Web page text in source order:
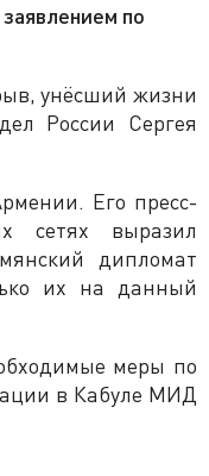
по
унёсший жизни
России Сергея
Его пресс-
сетях выразил
дипломат
их на данный
меры по
в Кабуле МИД